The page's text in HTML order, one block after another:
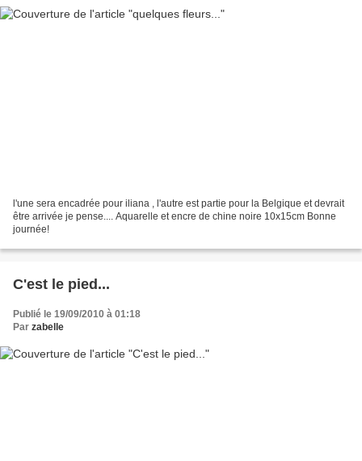
l'une sera encadrée pour iliana , l'autre est partie pour la Belgique et devrait
être arrivée je pense.... Aquarelle et encre de chine noire 10x15cm Bonne
journée!
C'est le pied...
Publié le 19/09/2010 à 01:18
Par zabelle